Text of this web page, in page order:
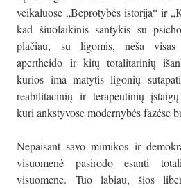
veikaluose „Beprotybės istorija“ ir
kad šiuolaikinis santykis su
plačiau, su ligomis, neša visas
apertheido ir kitų totalitarinių
kurios ima matytis ligonių
reabilitacinių ir terapeutinių
kuri ankstyvose modernybės fazėse
Nepaisant savo mimikos ir
visuomenė pasirodo esanti
visuomene. Tuo labiau, šios